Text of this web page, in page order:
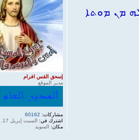
إسحق القس افرام
مدير الموقع
مشاركات: 60162
اشترك في: السبت إبريل 17, 2010 8:46 am
مكان: السويد
ܡܢ ܡܘܬܐ